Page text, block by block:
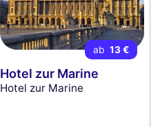
ab 13 €
Hotel zur Marine
Hotel zur Marine